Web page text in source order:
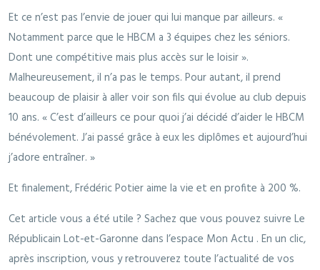
Et ce n’est pas l’envie de jouer qui lui manque par ailleurs. «
Notamment parce que le HBCM a 3 équipes chez les séniors.
Dont une compétitive mais plus accès sur le loisir ».
Malheureusement, il n’a pas le temps. Pour autant, il prend
beaucoup de plaisir à aller voir son fils qui évolue au club depuis
10 ans. « C’est d’ailleurs ce pour quoi j’ai décidé d’aider le HBCM
bénévolement. J’ai passé grâce à eux les diplômes et aujourd’hui
j’adore entraîner. »
Et finalement, Frédéric Potier aime la vie et en profite à 200 %.
Cet article vous a été utile ? Sachez que vous pouvez suivre Le
Républicain Lot-et-Garonne dans l’espace Mon Actu . En un clic,
après inscription, vous y retrouverez toute l’actualité de vos